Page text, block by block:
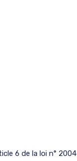
6 de la loi n°